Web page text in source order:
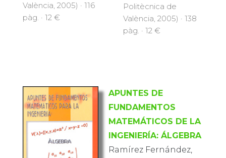
València, 2005) · 116
pàg. · 12 €
Politècnica de
València, 2005) · 138
pàg. · 12 €
APUNTES DE
FUNDAMENTOS
MATEMÁTICOS DE LA
INGENIERÍA: ÁLGEBRA
Ramírez Fernández,